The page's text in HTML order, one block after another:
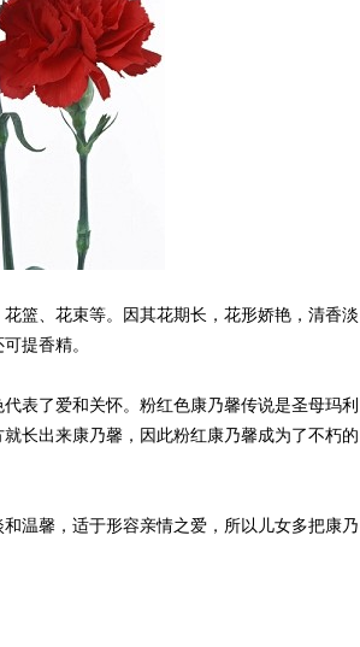
、花束等。因其花期长，花形娇艳，清香淡
提香精。
了爱和关怀。粉红色康乃馨传说是圣母玛利
长出来康乃馨，因此粉红康乃馨成为了不朽的
馨，适于形容亲情之爱，所以儿女多把康乃